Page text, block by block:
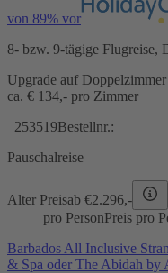
von 89% vor
8- bzw. 9-tägige
Upgrade auf
ca. € 134,- pro Zimmer
253519Bestellnr.:
Pauschalreise
Alter Preisab €2.296,-
pro PersonPreis pro
Barbados All Inclusive
& Spa oder The Abidah by